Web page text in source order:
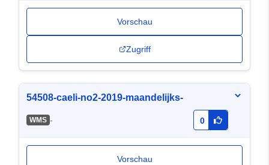
Vorschau
Zugriff
54508-caeli-no2-2019-maandelijks-
WMS - 0
Vorschau